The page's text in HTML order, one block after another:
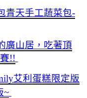
青天手工蔬菜包-
廣山居，吃著頂
!!
艾利蛋糕限定版
~